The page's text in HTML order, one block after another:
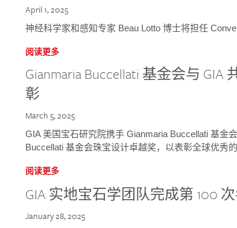
April 1, 2025
神经科学家和感知专家 Beau Lotto 博士将担任
阅读更多
Gianmaria Buccellati 基金会与
彰
March 5, 2025
GIA 美国宝石研究院携手 Gianmaria Buccellati 基金
Buccellati 基金会珠宝设计卓越奖，以表彰全球优秀
阅读更多
GIA 实地宝石学团队完成第 100
January 28, 2025